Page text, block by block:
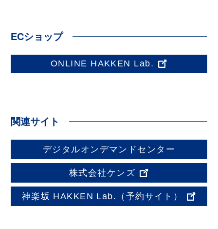
ECショップ
ONLINE HAKKEN Lab.
関連サイト
デジタルオンデマンドセンター
株式会社ケンズ
神楽坂 HAKKEN Lab. （予約サイト）